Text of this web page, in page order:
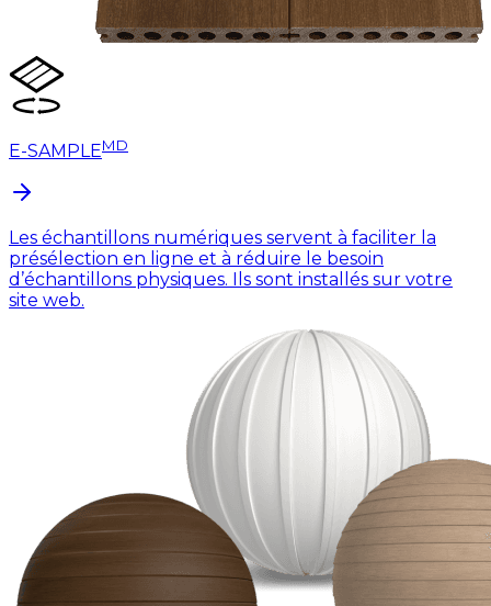
E-SAMPLEMD
Les échantillons numériques servent à faciliter la
présélection en ligne et à réduire le besoin
d’échantillons physiques. Ils sont installés sur votre
site web.